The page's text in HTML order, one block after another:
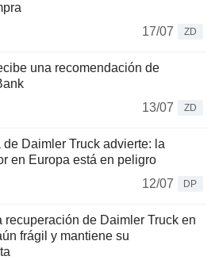
17/07
ZD
una recomendación de
13/07
ZD
Daimler Truck advierte: la
en Europa está en peligro
12/07
DP
recuperación de Daimler Truck en
frágil y mantiene su